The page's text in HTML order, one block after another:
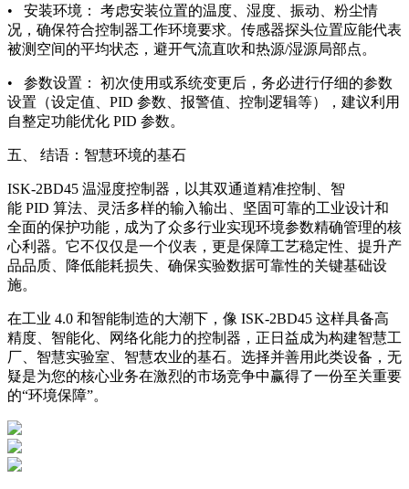
• 安装环境： 考虑安装位置的温度、湿度、振动、粉尘情
况，确保符合控制器工作环境要求。传感器探头位置应能代表
被测空间的平均状态，避开气流直吹和热源/湿源局部点。
• 参数设置： 初次使用或系统变更后，务必进行仔细的参数
设置（设定值、PID 参数、报警值、控制逻辑等），建议利用
自整定功能优化 PID 参数。
五、 结语：智慧环境的基石
ISK-2BD45 温湿度控制器，以其双通道精准控制、智
能 PID 算法、灵活多样的输入输出、坚固可靠的工业设计和
全面的保护功能，成为了众多行业实现环境参数精确管理的核
心利器。它不仅仅是一个仪表，更是保障工艺稳定性、提升产
品品质、降低能耗损失、确保实验数据可靠性的关键基础设
施。
在工业 4.0 和智能制造的大潮下，像 ISK-2BD45 这样具备高
精度、智能化、网络化能力的控制器，正日益成为构建智慧工
厂、智慧实验室、智慧农业的基石。选择并善用此类设备，无
疑是为您的核心业务在激烈的市场竞争中赢得了一份至关重要
的“环境保障”。